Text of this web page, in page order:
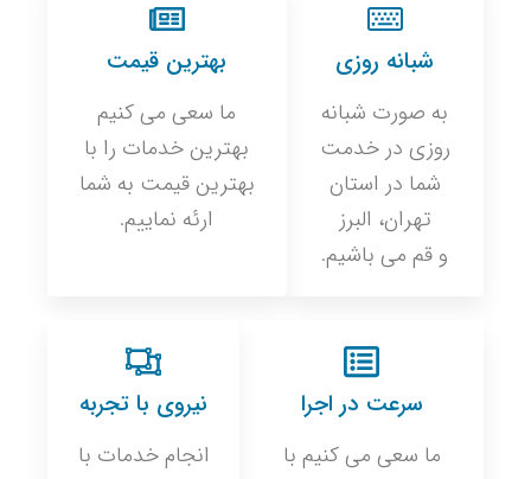
شبانه روزی
به صورت شبانه
روزی در خدمت
شما در استان
تهران، البرز
و قم می باشیم.
بهترین قیمت
ما سعی می کنیم
بهترین خدمات را با
بهترین قیمت به شما
ارئه نماییم.
سرعت در اجرا
ما سعی می کنیم با
نیروی با تجربه
انجام خدمات با